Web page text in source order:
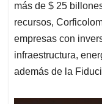
más de $ 25
recursos,
empresas con
infraestructura,
además de la